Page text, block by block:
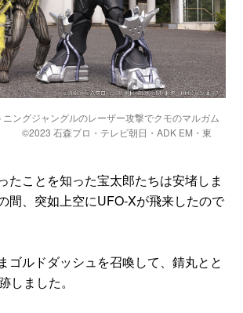
ングジャングルのレーザー攻撃でクモのマルガム
©2023 石森プロ・テレビ朝日・ADK EM・東
たことを知った宝太郎たちは安堵しま
間、突如上空にUFO‐Xが飛来したので
ゴルドダッシュを召喚して、錆丸とと
しました。